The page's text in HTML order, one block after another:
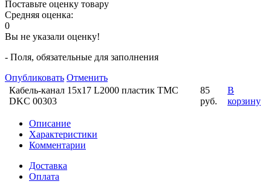
Поставьте оценку товару
Средняя оценка:
0
Вы не указали оценку!
- Поля, обязательные для заполнения
Опубликовать Отменить
Кабель-канал 15х17 L2000 пластик TMC
DKC 00303
85
руб.
В
корзину
Описание
Характеристики
Комментарии
Доставка
Оплата